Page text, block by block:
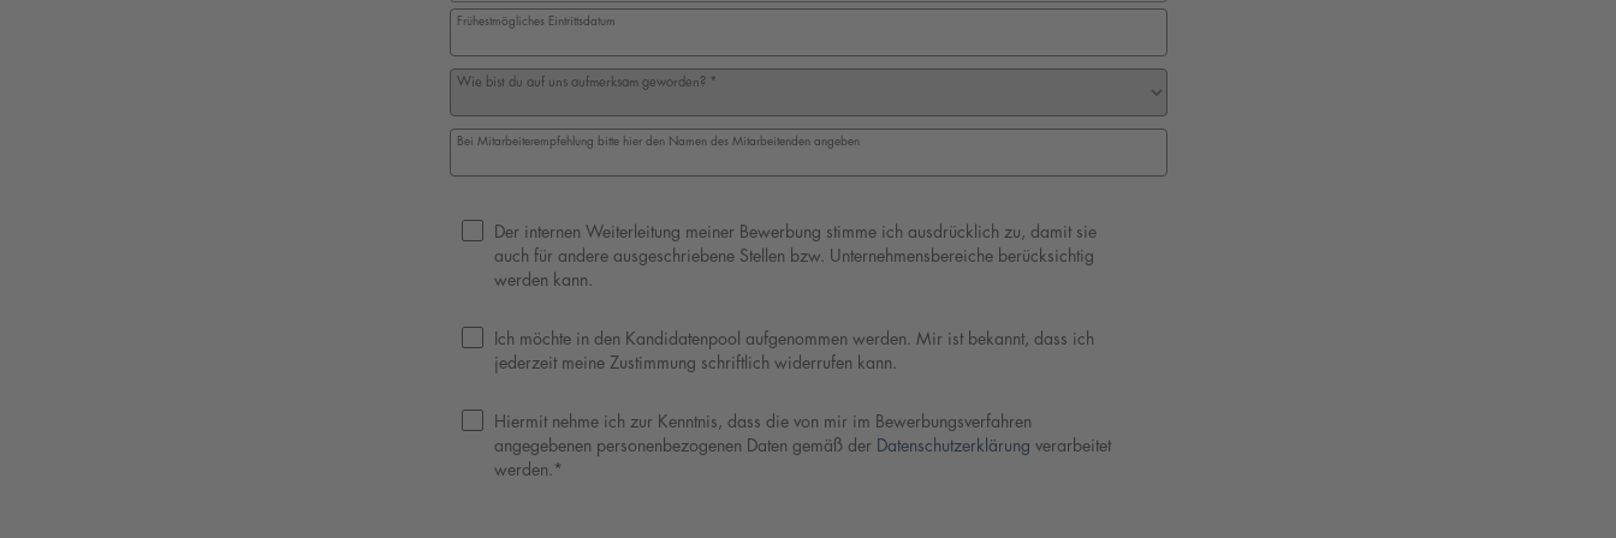
Frühestmögliches Eintrittsdatum
Wie bist du auf uns aufmerksam geworden? *
Bei Mitarbeiterempfehlung bitte hier den Namen des Mitarbeitenden angeben
Datenschutz und Einverständniserklärungen
Der internen Weiterleitung meiner Bewerbung stimme ich ausdrücklich zu, damit sie
auch für andere ausgeschriebene Stellen bzw. Unternehmensbereiche berücksichtig
werden kann.
Ich möchte in den Kandidatenpool aufgenommen werden. Mir ist bekannt, dass ich
jederzeit meine Zustimmung schriftlich widerrufen kann.
Hiermit nehme ich zur Kenntnis, dass die von mir im Bewerbungsverfahren
angegebenen personenbezogenen Daten gemäß der
Datenschutzerklärung verarbeitet
werden.*